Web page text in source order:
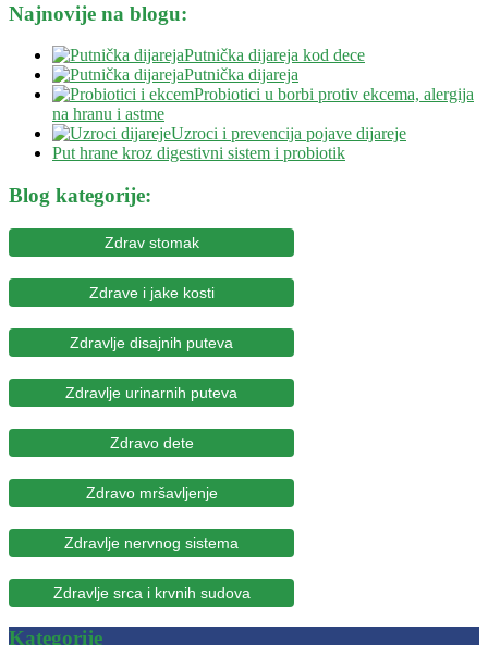
Najnovije na blogu:
Putnička dijareja kod dece
Putnička dijareja
Probiotici u borbi protiv ekcema, alergija
na hranu i astme
Uzroci i prevencija pojave dijareje
Put hrane kroz digestivni sistem i probiotik
Blog kategorije:
Zdrav stomak
Zdrave i jake kosti
Zdravlje disajnih puteva
Zdravlje urinarnih puteva
Zdravo dete
Zdravo mršavljenje
Zdravlje nervnog sistema
Zdravlje srca i krvnih sudova
Kategorije